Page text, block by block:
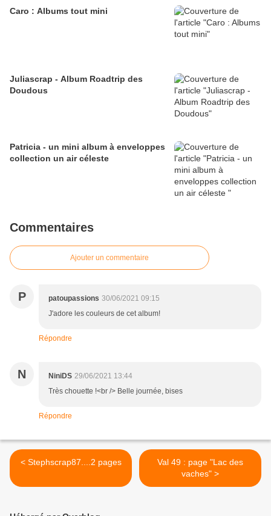
Caro : Albums tout mini
Juliascrap - Album Roadtrip des
Doudous
Patricia - un mini album à enveloppes
collection un air céleste
Commentaires
Ajouter un commentaire
P patoupassions 30/06/2021 09:15
J'adore les couleurs de cet album!
Répondre
N NiniDS 29/06/2021 13:44
Très chouette !<br /> Belle journée, bises
Répondre
< Stephscrap87....2 pages
Val 49 : page "Lac des
vaches" >